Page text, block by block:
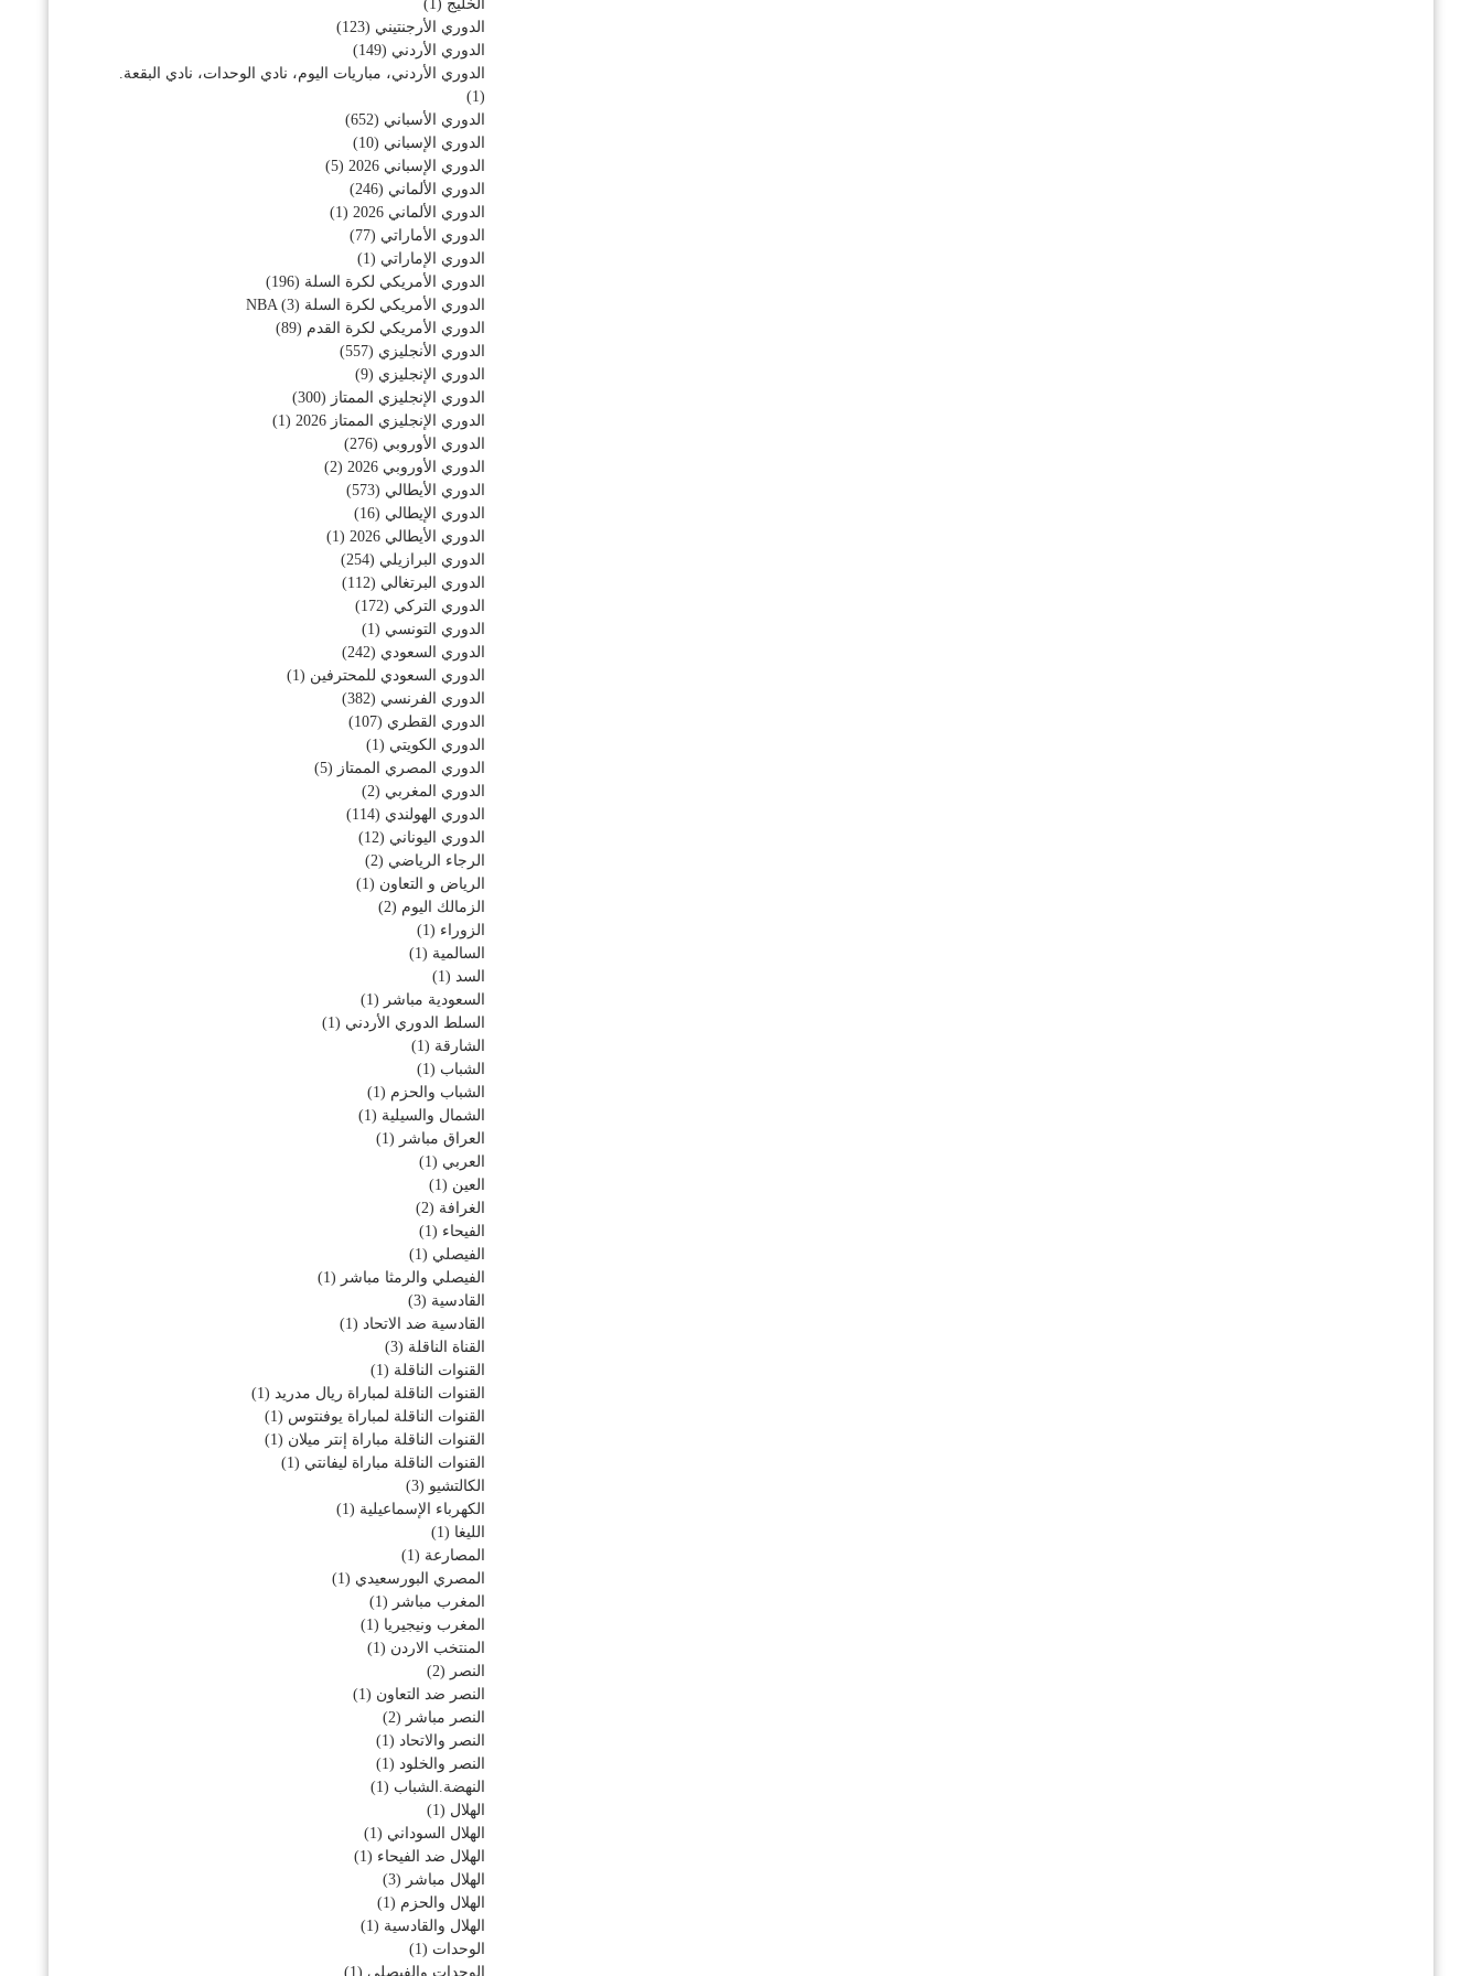
الخليج (1)
الدوري الأرجنتيني (123)
الدوري الأردني (149)
الدوري الأردني، مباريات اليوم، نادي الوحدات، نادي البقعة.
(1)
الدوري الأسباني (652)
الدوري الإسباني (10)
الدوري الإسباني 2026
(5)
الدوري الألماني (246)
الدوري الألماني 2026
(1)
الدوري الأماراتي (77)
الدوري الإماراتي (1)
الدوري الأمريكي لكرة السلة (196)
الدوري الأمريكي لكرة السلة NBA (3)
الدوري الأمريكي لكرة القدم (89)
الدوري الأنجليزي (557)
الدوري الإنجليزي (9)
الدوري الإنجليزي الممتاز (300)
الدوري الإنجليزي الممتاز 2026
(1)
الدوري الأوروبي (276)
الدوري الأوروبي 2026
(2)
الدوري الأيطالي (573)
الدوري الإيطالي (16)
الدوري الأيطالي 2026
(1)
الدوري البرازيلي (254)
الدوري البرتغالي (112)
الدوري التركي (172)
الدوري التونسي (1)
الدوري السعودي (242)
الدوري السعودي للمحترفين (1)
الدوري الفرنسي (382)
الدوري القطري (107)
الدوري الكويتي (1)
الدوري المصري الممتاز (5)
الدوري المغربي (2)
الدوري الهولندي (114)
الدوري اليوناني (12)
الرجاء الرياضي (2)
الرياض و التعاون (1)
الزمالك اليوم (2)
الزوراء (1)
السالمية (1)
السد (1)
السعودية مباشر (1)
السلط الدوري الأردني (1)
الشارقة (1)
الشباب (1)
الشباب والحزم (1)
الشمال والسيلية (1)
العراق مباشر (1)
العربي (1)
العين (1)
الغرافة (2)
الفيحاء (1)
الفيصلي (1)
الفيصلي والرمثا مباشر (1)
القادسية (3)
القادسية ضد الاتحاد (1)
القناة الناقلة (3)
القنوات الناقلة (1)
القنوات الناقلة لمباراة ريال مدريد (1)
القنوات الناقلة لمباراة يوفنتوس (1)
القنوات الناقلة مباراة إنتر ميلان (1)
القنوات الناقلة مباراة ليفانتي (1)
الكالتشيو (3)
الكهرباء الإسماعيلية (1)
الليغا (1)
المصارعة (1)
المصري البورسعيدي (1)
المغرب مباشر (1)
المغرب ونيجيريا (1)
المنتخب الاردن (1)
النصر (2)
النصر ضد التعاون (1)
النصر مباشر (2)
النصر والاتحاد (1)
النصر والخلود (1)
النهضة.الشباب (1)
الهلال (1)
الهلال السوداني (1)
الهلال ضد الفيحاء (1)
الهلال مباشر (3)
الهلال والحزم (1)
الهلال والقادسية (1)
الوحدات (1)
الوحدات والفيصلي (1)